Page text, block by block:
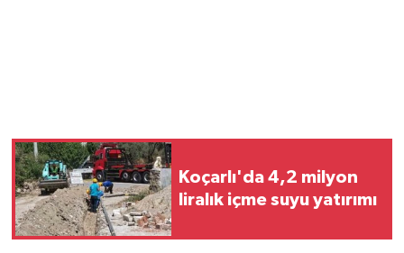
Koçarlı'da 4,2 milyon
liralık içme suyu yatırımı